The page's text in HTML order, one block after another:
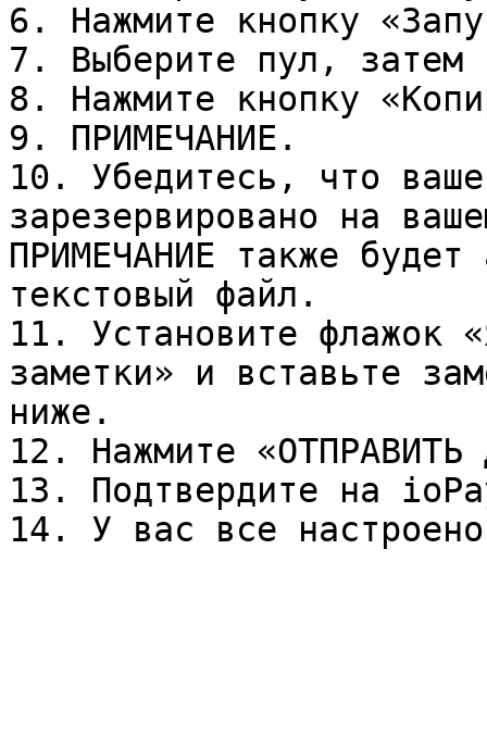
6. Нажмите кнопку
7. Выберите пул, затем
8. Нажмите кнопку
9. ПРИМЕЧАНИЕ.
10. Убедитесь, что
зарезервировано на
ПРИМЕЧАНИЕ также будет
текстовый файл.
11. Установите флажок
заметки» и вставьте
ниже.
12. Нажмите «ОТПРАВИТЬ
13. Подтвердите на